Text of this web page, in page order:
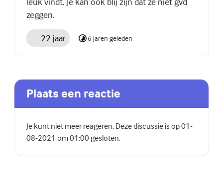
zeggen.
22 jaar 6 jaren geleden
Plaats een reactie
Je kunt niet meer reageren. Deze discussie is op 01-
08-2021 om 01:00 gesloten.